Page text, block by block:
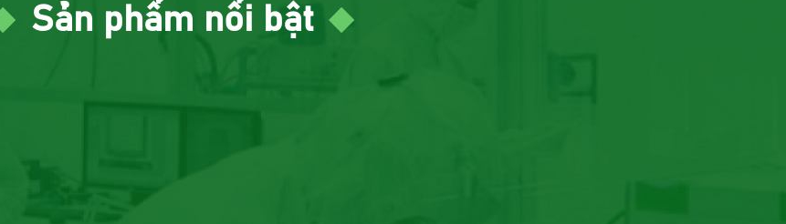
Sản phẩm nổi bật